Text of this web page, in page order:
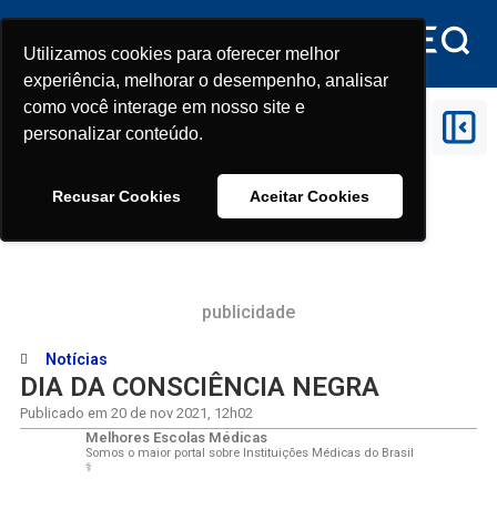
Utilizamos cookies para oferecer melhor
experiência, melhorar o desempenho, analisar
como você interage em nosso site e
personalizar conteúdo.
Recusar Cookies Aceitar Cookies
Utilizamos cookies para oferecer melhor
experiência, melhorar o desempenho, analisar
como você interage em nosso site e
personalizar conteúdo.
Recusar Cookies Aceitar Cookies
DIA DA CONSCIÊNCIA NEGRA
publicidade
Notícias
DIA DA CONSCIÊNCIA NEGRA
Publicado em 20 de nov 2021 12h02
Melhores Escolas Médicas
Somos o maior portal sobre Instituições Médicas do Brasil
⚕️